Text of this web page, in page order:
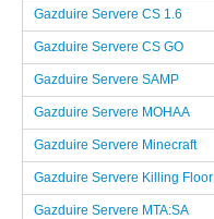
Gazduire Servere CS 1.6
Gazduire Servere CS GO
Gazduire Servere SAMP
Gazduire Servere MOHAA
Gazduire Servere Minecraft
Gazduire Servere Killing Floor
Gazduire Servere MTA:SA